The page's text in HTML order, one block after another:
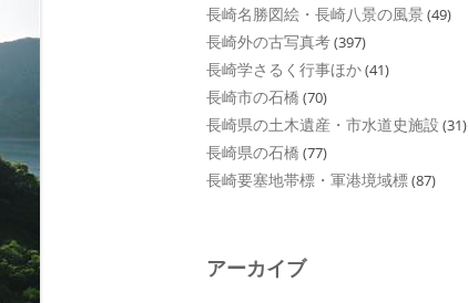
長崎名勝図絵・長崎八景の風景 (49)
長崎外の古写真考(397)
長崎学さるく行事ほか(41)
長崎市の石橋 (70)
長崎県の土木遺産・市水道史施設 (31)
長崎県の石橋 (77)
長崎要塞地帯標・軍港境域標(87)
アーカイブ